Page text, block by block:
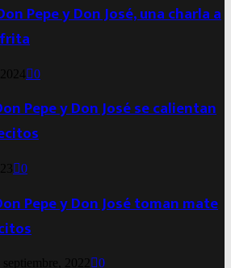
Pepe y Don José, una charla a
0
Pepe y Don José se calientan
0
Pepe y Don José toman mate
septiembre, 2022 0